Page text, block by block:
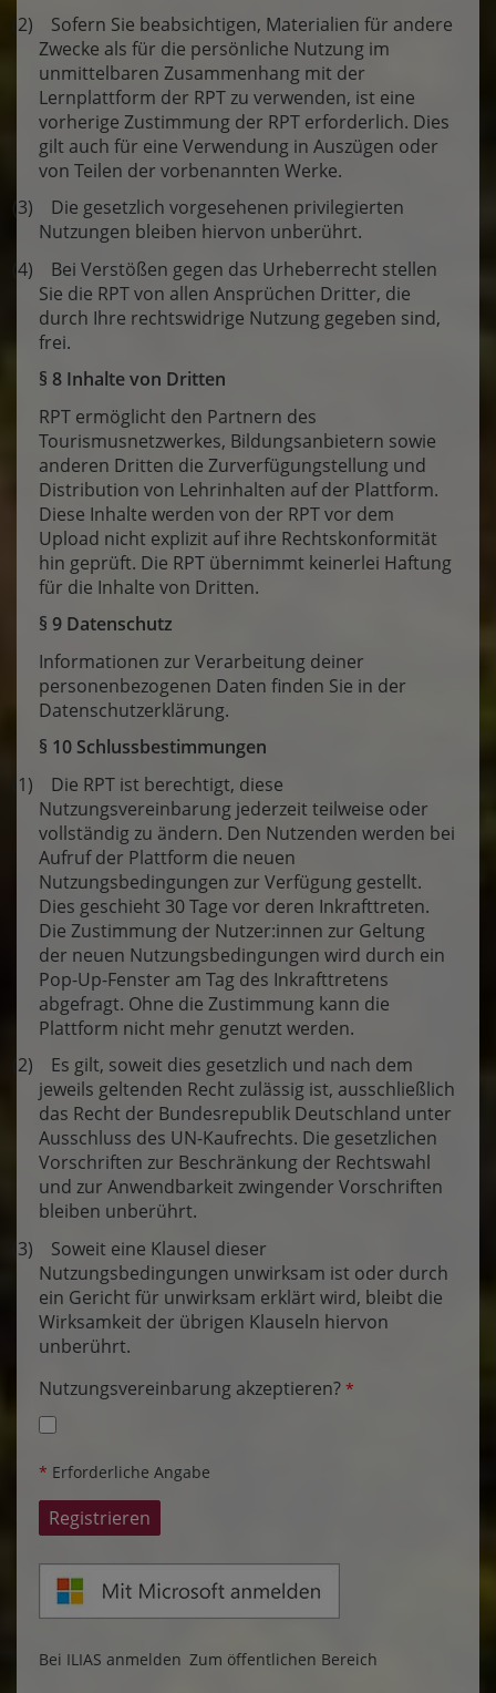
(2) Sofern Sie beabsichtigen, Materialien für andere
Zwecke als für die persönliche Nutzung im
unmittelbaren Zusammenhang mit der
Lernplattform der RPT zu verwenden, ist eine
vorherige Zustimmung der RPT erforderlich. Dies
gilt auch für eine Verwendung in Auszügen oder
von Teilen der vorbenannten Werke.
(3) Die gesetzlich vorgesehenen privilegierten
Nutzungen bleiben hiervon unberührt.
(4) Bei Verstößen gegen das Urheberrecht stellen
Sie die RPT von allen Ansprüchen Dritter, die
durch Ihre rechtswidrige Nutzung gegeben sind,
frei.
§ 8 Inhalte von Dritten
RPT ermöglicht den Partnern des
Tourismusnetzwerkes, Bildungsanbietern sowie
anderen Dritten die Zurverfügungstellung und
Distribution von Lehrinhalten auf der Plattform.
Diese Inhalte werden von der RPT vor dem
Upload nicht explizit auf ihre Rechtskonformität
hin geprüft. Die RPT übernimmt keinerlei Haftung
für die Inhalte von Dritten.
§ 9 Datenschutz
Informationen zur Verarbeitung deiner
personenbezogenen Daten finden Sie in der
Datenschutzerklärung.
§ 10 Schlussbestimmungen
(1) Die RPT ist berechtigt, diese
Nutzungsvereinbarung jederzeit teilweise oder
vollständig zu ändern. Den Nutzenden werden bei
Aufruf der Plattform die neuen
Nutzungsbedingungen zur Verfügung gestellt.
Dies geschieht 30 Tage vor deren Inkrafttreten.
Die Zustimmung der Nutzer:innen zur Geltung
der neuen Nutzungsbedingungen wird durch ein
Pop-Up-Fenster am Tag des Inkrafttretens
abgefragt. Ohne die Zustimmung kann die
Plattform nicht mehr genutzt werden.
(2) Es gilt, soweit dies gesetzlich und nach dem
jeweils geltenden Recht zulässig ist, ausschließlich
das Recht der Bundesrepublik Deutschland unter
Ausschluss des UN-Kaufrechts. Die gesetzlichen
Vorschriften zur Beschränkung der Rechtswahl
und zur Anwendbarkeit zwingender Vorschriften
bleiben unberührt.
(3) Soweit eine Klausel dieser
Nutzungsbedingungen unwirksam ist oder durch
ein Gericht für unwirksam erklärt wird, bleibt die
Wirksamkeit der übrigen Klauseln hiervon
unberührt.
Nutzungsvereinbarung akzeptieren? *
* Erforderliche Angabe
Bei ILIAS anmelden Zum öffentlichen Bereich